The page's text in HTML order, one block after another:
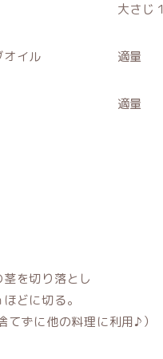
油 大さじ１
ブオイル 適量
ま油 適量
を切り落とし
に切る。
ずに他の料理に利用♪）